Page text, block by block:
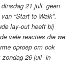
21 juli, geen
“Start to Walk”.
lay-out heeft bij
vele reacties die we
oproep om ook
zondag 26 juli in